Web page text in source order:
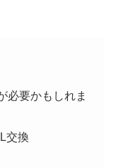
必要かもしれま
交換